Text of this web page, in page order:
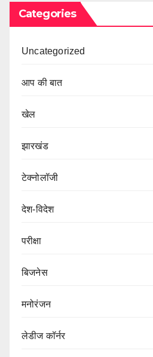
Categories
Uncategorized
आप की बात
खेल
झारखंड
टेक्नोलॉजी
देश-विदेश
परीक्षा
बिजनेस
मनोरंजन
लेडीज कॉर्नर